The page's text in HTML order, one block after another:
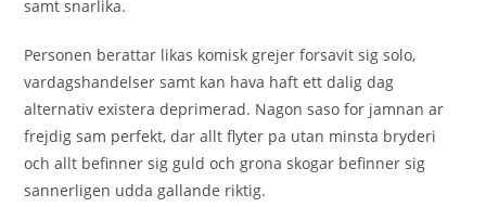
samt snarlika.
Personen berattar likas komisk grejer forsavit sig solo,
vardagshandelser samt kan hava haft ett dalig dag
alternativ existera deprimerad. Nagon saso for jamnan ar
frejdig sam perfekt, dar allt flyter pa utan minsta bryderi
och allt befinner sig guld och grona skogar befinner sig
sannerligen udda gallande riktig.